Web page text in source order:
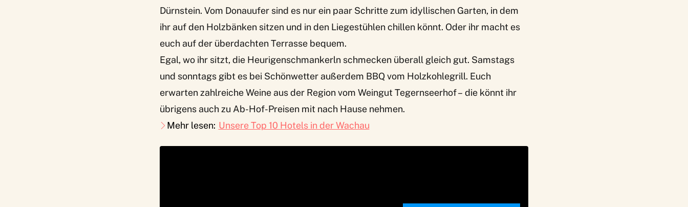
Dürnstein. Vom Donauufer sind es nur ein paar Schritte zum idyllischen Garten, in dem
ihr auf den Holzbänken sitzen und in den Liegestühlen chillen könnt. Oder ihr macht es
euch auf der überdachten Terrasse bequem.
Egal, wo ihr sitzt, die Heurigenschmankerln schmecken überall gleich gut. Samstags
und sonntags gibt es bei Schönwetter außerdem BBQ vom Holzkohlegrill. Euch
erwarten zahlreiche Weine aus der Region vom Weingut Tegernseerhof – die könnt ihr
übrigens auch zu Ab-Hof-Preisen mit nach Hause nehmen.
Mehr lesen: Unsere Top 10 Hotels in der Wachau